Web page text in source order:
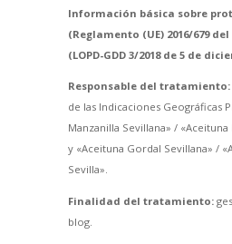
Información básica sobre
(Reglamento (UE) 2016/679 del
(LOPD-GDD 3/2018 de 5 de
Responsable del tratamiento:
de las Indicaciones Geográficas
Manzanilla Sevillana» /
y «Aceituna Gordal Sevillana» /
Sevilla».
Finalidad del tratamiento:
blog.